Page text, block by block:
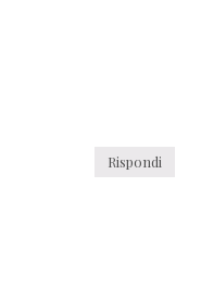
Rispondi